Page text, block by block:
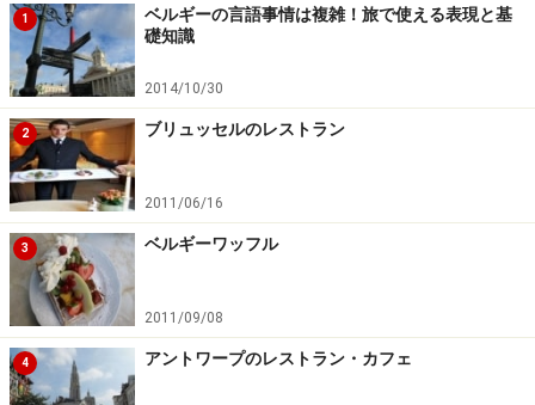
青地に白のM（メトロのＭ）です。
＜DATA＞
■STIB/MIVB
料金：1回券2ユーロ10セント（車内2ユーロ50セン
ト）、往復券4ユーロ、5回券8ユーロ、10回券14ユー
ロ、1日券7ユーロ ※
2014年12月現在
国鉄SNCB/NMBS
1
ベルギーの言語事情は複雑！旅で使える表現と基
礎知識
2014/10/30
2 ブリュッセルのレストラン
2011/06/16
3 ベルギーワッフル
2011/09/08
4 アントワープのレストラン・カフェ